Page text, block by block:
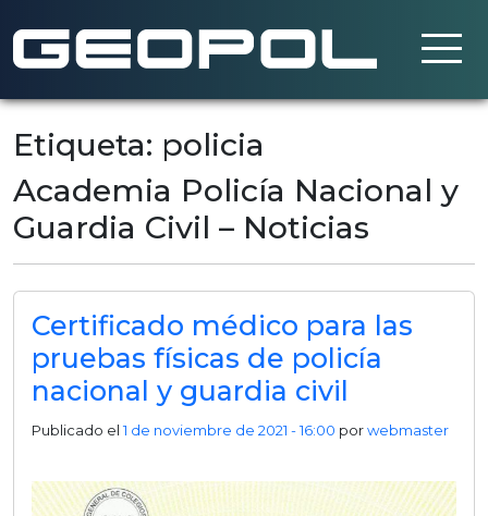
Saltar al contenido principal
Etiqueta: policia
Academia Policía Nacional y
Guardia Civil – Noticias
Certificado médico para las
pruebas físicas de policía
nacional y guardia civil
Publicado el1 de noviembre de 2021 - 16:00 porwebmaster